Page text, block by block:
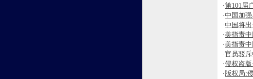
·第101届
·中国加
·中国将
· 美指责
· 美指责
·官员驳
·侵权盗
· 版权局: